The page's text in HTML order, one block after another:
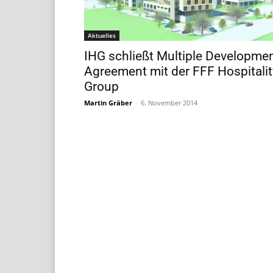
Aktuelles
IHG schließt Multiple
Agreement mit der FFF
Group
Martin Gräber - 6. November 2014